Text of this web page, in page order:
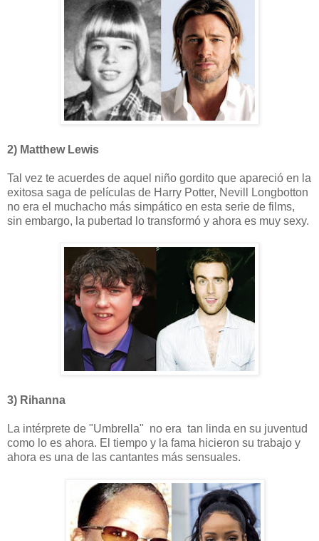
2) Matthew Lewis
Tal vez te acuerdes de aquel niño gordito que apareció en la
exitosa saga de películas de Harry Potter, Nevill Longbotton
no era el muchacho más simpático en esta serie de films,
sin embargo, la pubertad lo transformó y ahora es muy sexy.
3) Rihanna
La intérprete de "Umbrella" no era tan linda en su juventud
como lo es ahora. El tiempo y la fama hicieron su trabajo y
ahora es una de las cantantes más sensuales.